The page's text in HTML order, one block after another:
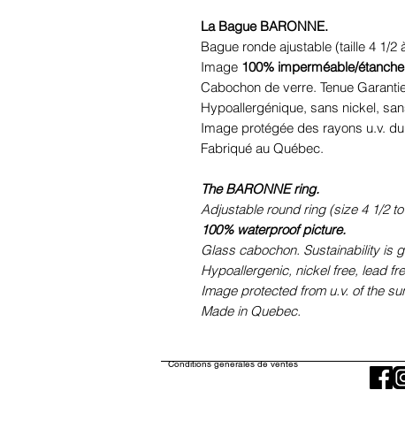
La Bague BARONNE.
Bague ronde ajustable (taille 4 1/2
Image 100% imperméable/étanche
Cabochon de verre. Tenue
Hypoallergénique, sans nickel,
Image protégée des rayons u.v.
Fabriqué au Québec.
The BARONNE ring.
Adjustable round ring (size 4 1/2 to
100% waterproof picture.
Glass cabochon. Sustainability is
Hypoallergenic, nickel free, lead
Image protected from u.v. of the
Made in Quebec.
Conditions générales de ventes